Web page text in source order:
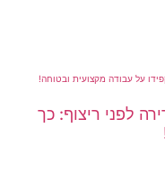
לפני ריצוף: כך